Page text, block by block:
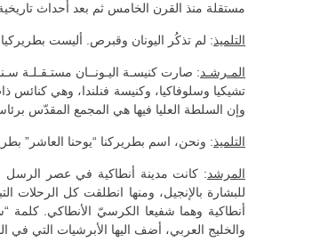
مستقلة منذ القرن الخامس ثم بعد أحداث
التلميذ: لم تذكُر اليونان وقبرص. أليست
المـرشـد
تشيكيا وسلوفاكيا، وكنيسة فنلندا، وهي كنائس
وإن السلطة العليا فيها هي المجمع المقدّس
التلميذ: ونحن، اسم بطريركنا “يوحنا العاشر”
المرشد: كانت مدينة أنطاكية في عصر الرسل
أنطاكية وهما شفيعا الكرسيّ الأنطاكي. كلمة
والخليج العربي، أضف اليها الأبرشيات التي في